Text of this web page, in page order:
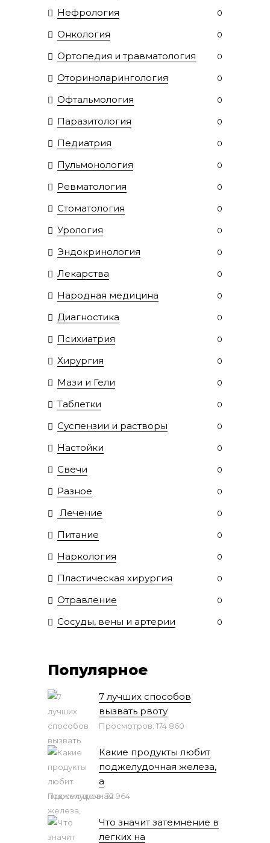
Нефрология 0
Онкология 0
Ортопедия и травматология 0
Оториноларингология 0
Офтальмология 0
Паразитология 0
Педиатрия 0
Пульмонология 0
Ревматология 0
Стоматология 0
Урология 0
Эндокринология 0
Лекарства 0
Народная медицина 0
Диагностика 0
Психиатрия 0
Хирургия 0
Мази и Гели 0
Таблетки 0
Суспензии и растворы 0
Настойки 0
Свечи 0
Разное 0
Лечение 0
Питание 0
Наркология 0
Пластическая хирургия 0
Отравление 0
Сосуды, вены и артерии 0
Популярное
7 лучших способов
вызвать рвоту
Просмотров: 174 860
Какие продукты любит
поджелудочная железа,
а
Просмотров: 32 964
Что значит затемнение в
легких на